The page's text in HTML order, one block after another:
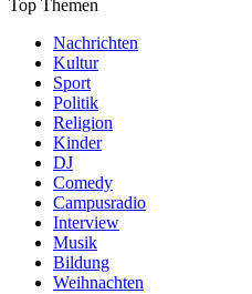
Top Themen
Nachrichten
Kultur
Sport
Politik
Religion
Kinder
DJ
Comedy
Campusradio
Interview
Musik
Bildung
Weihnachten